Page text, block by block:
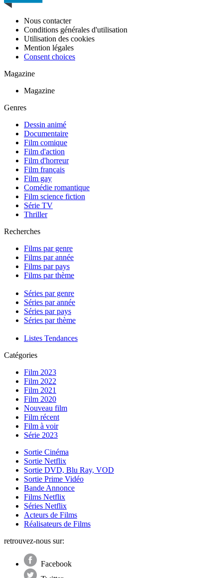
Nous contacter
Conditions générales d'utilisation
Utilisation des cookies
Mention légales
Consent choices
Magazine
Magazine
Genres
Dessin animé
Documentaire
Film comique
Film d'action
Film d'horreur
Film français
Film gay
Comédie romantique
Film science fiction
Série TV
Thriller
Recherches
Films par genre
Films par année
Films par pays
Films par thème
Séries par genre
Séries par année
Séries par pays
Séries par thème
Listes Tendances
Catégories
Film 2023
Film 2022
Film 2021
Film 2020
Nouveau film
Film récent
Film à voir
Série 2023
Sortie Cinéma
Sortie Netflix
Sortie DVD, Blu Ray, VOD
Sortie Prime Vidéo
Bande Annonce
Films Netflix
Séries Netflix
Acteurs de Films
Réalisateurs de Films
retrouvez-nous sur:
Facebook